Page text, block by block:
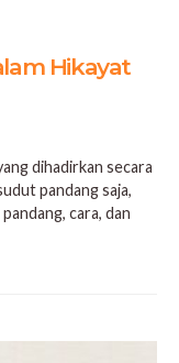
Hikayat
dihadirkan secara
pandang saja,
cara, dan